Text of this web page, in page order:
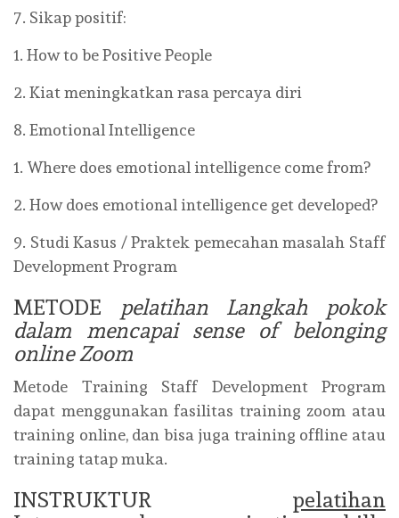
7. Sikap positif:
1. How to be Positive People
2. Kiat meningkatkan rasa percaya diri
8. Emotional Intelligence
1. Where does emotional intelligence come from?
2. How does emotional intelligence get developed?
9. Studi Kasus / Praktek pemecahan masalah Staff
Development Program
METODE pelatihan Langkah pokok
dalam mencapai sense of belonging
online Zoom
Metode Training Staff Development Program
dapat menggunakan fasilitas training zoom atau
training online, dan bisa juga training offline atau
training tatap muka.
INSTRUKTUR pelatihan